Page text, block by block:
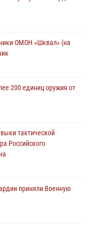
200 единиц оружия от
в Иркутской области
вневедомственной охраны
ОМОН «Шквал» (на
200 единиц оружия от
тактической
Российского
приняли Военную